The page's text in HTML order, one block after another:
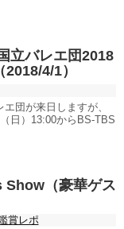
立バレエ団2018
4/1）
団が来日しますが、
日）13:00からBS-TBS
Show（豪華ゲス
賞レポ